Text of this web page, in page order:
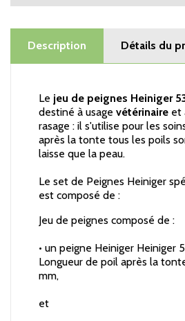
Description Détails du
Le jeu de peignes Heiniger
destiné à usage vétérinaire et
rasage : il s'utilise pour les
après la tonte tous les poils
laisse que la peau.
Le set de Peignes Heiniger
est composé de :
Jeu de peignes composé de :
• un peigne Heiniger Heiniger
Longueur de poil après la
mm,
et